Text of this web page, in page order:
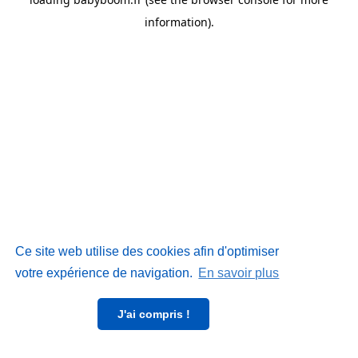
Ce site web utilise des cookies afin d'optimiser
votre expérience de navigation. En savoir plus
J'ai compris !
information).